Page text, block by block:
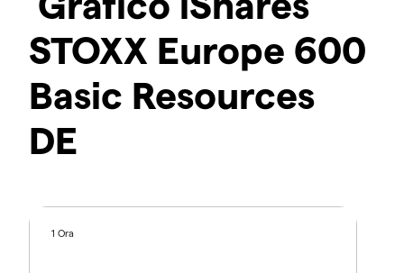
STOXX Europe 600
Basic Resources
DE
1 Ora